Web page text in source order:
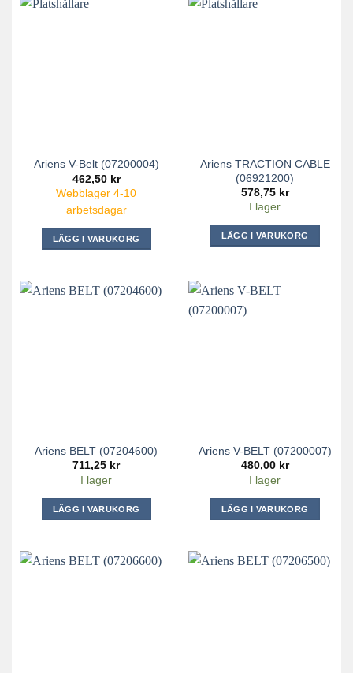
Ariens V-Belt (07200004)
462,50 kr
Webblager 4-10
arbetsdagar
LÄGG I VARUKORG
Ariens TRACTION CABLE
(06921200)
578,75 kr
I lager
LÄGG I VARUKORG
Ariens BELT (07204600)
711,25 kr
I lager
LÄGG I VARUKORG
Ariens V-BELT (07200007)
480,00 kr
I lager
LÄGG I VARUKORG